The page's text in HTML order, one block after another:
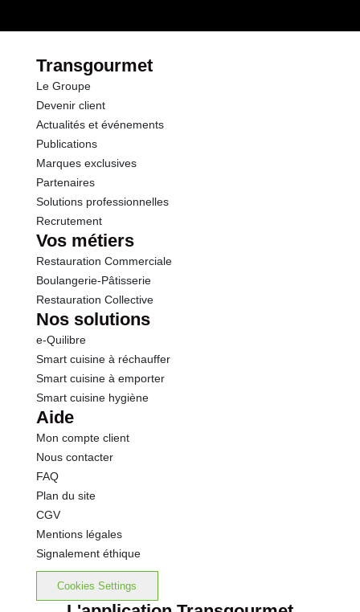
Transgourmet
Le Groupe
Devenir client
Actualités et événements
Publications
Marques exclusives
Partenaires
Solutions professionnelles
Recrutement
Vos métiers
Restauration Commerciale
Boulangerie-Pâtisserie
Restauration Collective
Nos solutions
e-Quilibre
Smart cuisine à réchauffer
Smart cuisine à emporter
Smart cuisine hygiène
Aide
Mon compte client
Nous contacter
FAQ
Plan du site
CGV
Mentions légales
Signalement éthique
Cookies Settings